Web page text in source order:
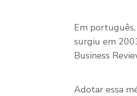
Em
surgiu em
Business
Adotar essa